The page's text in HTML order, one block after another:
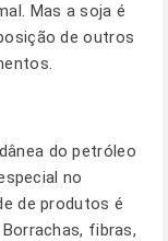
Mas a soja é
de outros
do petróleo
no
de produtos é
fibras,